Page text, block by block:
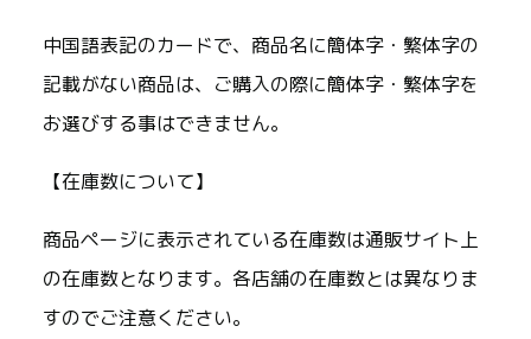
中国語表記のカードで、商品名に簡体字・繁体字の
記載がない商品は、ご購入の際に簡体字・繁体字を
お選びする事はできません。
【在庫数について】
商品ページに表示されている在庫数は通販サイト上
の在庫数となります。各店舗の在庫数とは異なりま
すのでご注意ください。